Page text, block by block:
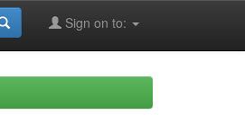
Sign on to: